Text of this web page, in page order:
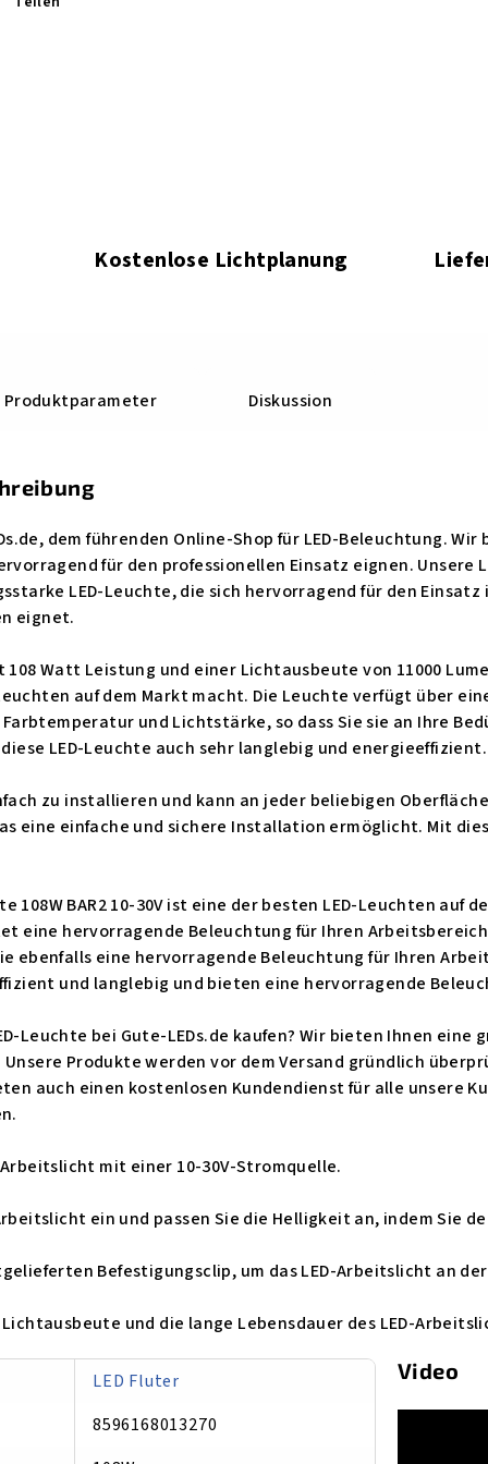
Kostenlose Lichtplanung
Produktparameter Diskussion
dem führenden Online-Shop für LED-Beleuchtung.
für den professionellen Einsatz eignen. Unsere
LED-Leuchte, die sich hervorragend für den
eignet.
108 Watt Leistung und einer Lichtausbeute von 11000
auf dem Markt macht. Die Leuchte verfügt über
und Lichtstärke, so dass Sie sie an Ihre
LED-Leuchte auch sehr langlebig und energieeffizient.
zu installieren und kann an jeder beliebigen
eine einfache und sichere Installation ermöglicht. Mit
108W BAR2 10-30V ist eine der besten LED-Leuchten
eine hervorragende Beleuchtung für Ihren
ebenfalls eine hervorragende Beleuchtung für Ihren
und langlebig und bieten eine hervorragende
Leuchte bei Gute-LEDs.de kaufen? Wir bieten Ihnen
Produkte werden vor dem Versand gründlich
auch einen kostenlosen Kundendienst für alle unsere
Arbeitslicht mit einer 10-30V-Stromquelle.
ein und passen Sie die Helligkeit an, indem Sie
Befestigungsclip, um das LED-Arbeitslicht an
und die lange Lebensdauer des LED-
LED Fluter
8596168013270
Video